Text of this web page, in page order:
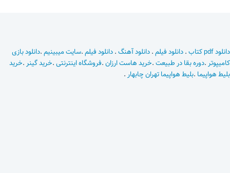
دانلود pdf کتاب .دانلود فیلم.دانلود آهنگ.دانلود فیلم.سایت میبینیم.دانلود بازی
کامیپوتر .دوره بقا در طبیعت.خرید هاست ارزان.فروشگاه اینترنتی.خرید گینر .خرید
بلیط هواپیما .بلیط هواپیما تهران چابهار .